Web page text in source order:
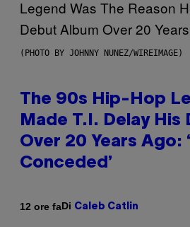
(PHOTO BY JOHNNY NUNEZ/WIREIMAGE)
The 90s Hip-Hop
Made T.I. Delay His
Over 20 Years Ago:
Conceded’
12 ore faDi Caleb Catlin